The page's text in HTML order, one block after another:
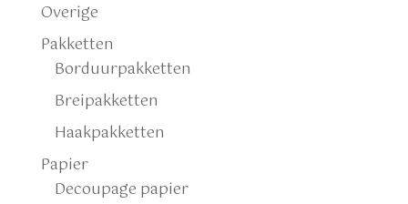
Overige
Pakketten
Borduurpakketten
Breipakketten
Haakpakketten
Papier
Decoupage papier